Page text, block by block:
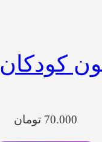
کودکان
70.000 تومان